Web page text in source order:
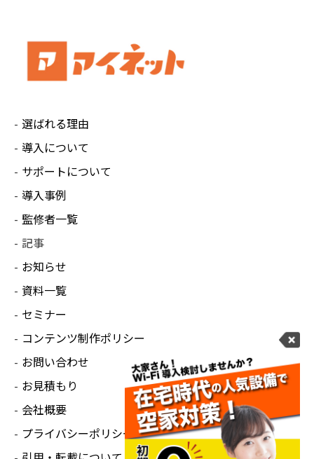
選ばれる理由
導入について
サポートについて
導入事例
監修者一覧
記事
お知らせ
資料一覧
セミナー
コンテンツ制作ポリシー
お問い合わせ
お見積もり
会社概要
プライバシーポリシー